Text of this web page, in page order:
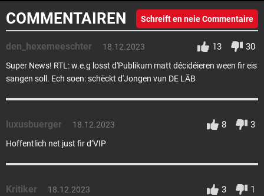
COMMENTAIREN Schreift en neie Commentaire
den_hexemeeschter 18.12.2023 13 30
Super News! RTL: w.e.g losst d'Publikum matt décidéieren ween fir eis
sangen soll. Ech soen: schëckt d'Jongen vun DE LÄB
luxusbuerger 18.12.2023 8 3
Hoffentlich net just fir d’VIP
Kritiker 18.12.2023 3 1